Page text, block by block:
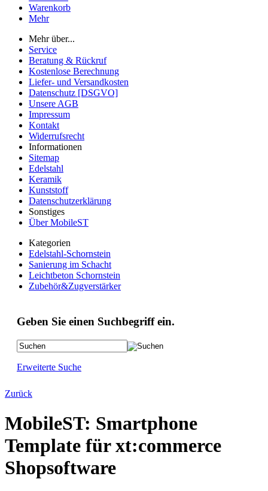
Warenkorb
Mehr
Mehr über...
Service
Beratung & Rückruf
Kostenlose Berechnung
Liefer- und Versandkosten
Datenschutz [DSGVO]
Unsere AGB
Impressum
Kontakt
Widerrufsrecht
Informationen
Sitemap
Edelstahl
Keramik
Kunststoff
Datenschutzerklärung
Sonstiges
Über MobileST
Kategorien
Edelstahl-Schornstein
Sanierung im Schacht
Leichtbeton Schornstein
Zubehör&Zugverstärker
Geben Sie einen Suchbegriff ein.
Erweiterte Suche
Zurück
MobileST: Smartphone
Template für xt:commerce
Shopsoftware